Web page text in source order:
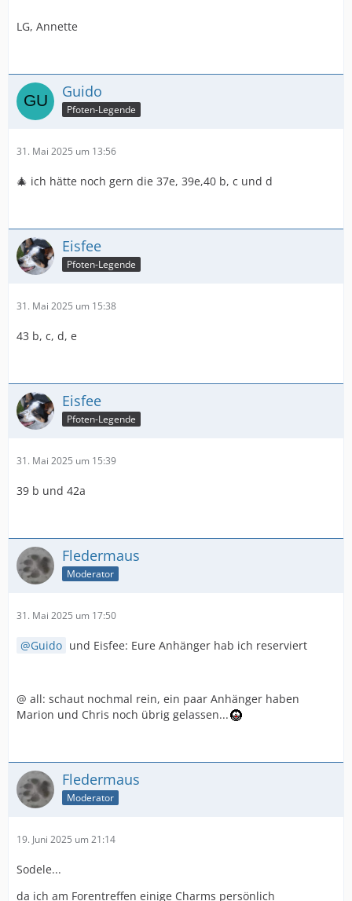
LG, Annette
Guido
Pfoten-Legende
31. Mai 2025 um 13:56
🎄 ich hätte noch gern die 37e, 39e,40 b, c und d
Eisfee
Pfoten-Legende
31. Mai 2025 um 15:38
43 b, c, d, e
Eisfee
Pfoten-Legende
31. Mai 2025 um 15:39
39 b und 42a
Fledermaus
Moderator
31. Mai 2025 um 17:50
Guido und Eisfee: Eure Anhänger hab ich reserviert
@ all: schaut nochmal rein, ein paar Anhänger haben
Marion und Chris noch übrig gelassen...
Fledermaus
Moderator
19. Juni 2025 um 21:14
Sodele...
da ich am Forentreffen einige Charms persönlich